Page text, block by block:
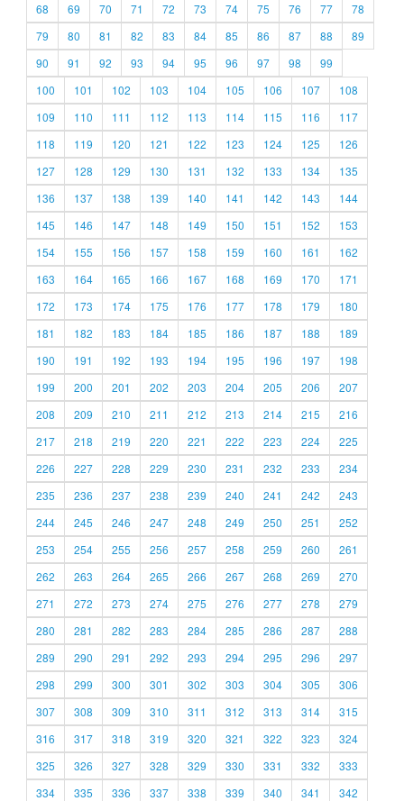
68
69 70 71 72 73 74 75 76 77
78
79
80 81 82 83 84 85 86 87 88
89
90
91 92 93 94 95 96 97 98
99
100
101 102 103 104 105 106 107
108
109
110 111 112 113 114 115 116
117
118
119 120 121 122 123 124 125
126
127
128 129 130 131 132 133 134
135
136
137 138 139 140 141 142 143
144
145
146 147 148 149 150 151 152
153
154
155 156 157 158 159 160 161
162
163
164 165 166 167 168 169 170
171
172
173 174 175 176 177 178 179
180
181
182 183 184 185 186 187 188
189
190
191 192 193 194 195 196 197
198
199
200 201 202 203 204 205 206
207
208
209 210 211 212 213 214 215
216
217
218 219 220 221 222 223 224
225
226
227 228 229 230 231 232 233
234
235
236 237 238 239 240 241 242
243
244
245 246 247 248 249 250 251
252
253
254 255 256 257 258 259 260
261
262
263 264 265 266 267 268 269
270
271
272 273 274 275 276 277 278
279
280
281 282 283 284 285 286 287
288
289
290 291 292 293 294 295 296
297
298
299 300 301 302 303 304 305
306
307
308 309 310 311 312 313 314
315
316
317 318 319 320 321 322 323
324
325
326 327 328 329 330 331 332
333
334
335 336 337 338 339 340 341 342